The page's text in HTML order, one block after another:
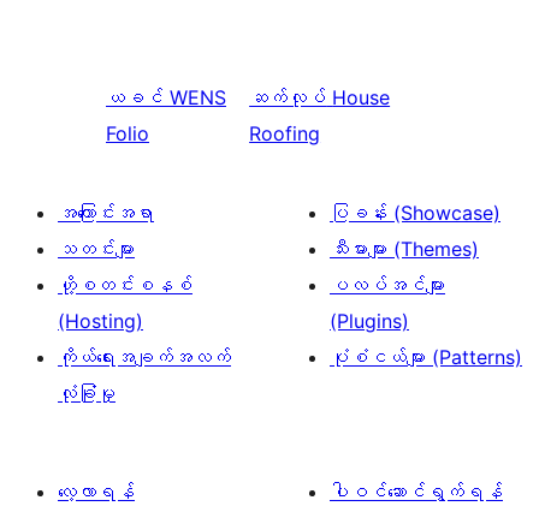
ယခင် WENS
Folio
ဆက်လုပ် House
Roofing
အကြောင်းအရာ
သတင်းများ
ဟို့စတင်းစနစ်
(Hosting)
ကိုယ်ရေးအချက်အလက်
လုံခြုံမှု
ပြခန်း (Showcase)
သီးမားများ (Themes)
ပလပ်အင်များ
(Plugins)
ပုံစံငယ်များ (Patterns)
လေ့လာရန်
ပါဝင်ဆောင်ရွက်ရန်